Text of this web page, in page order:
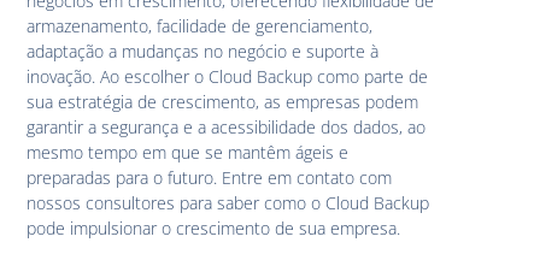
armazenamento, facilidade de gerenciamento,
adaptação a mudanças no negócio e suporte à
inovação. Ao escolher o Cloud Backup como parte de
sua estratégia de crescimento, as empresas podem
garantir a segurança e a acessibilidade dos dados, ao
mesmo tempo em que se mantêm ágeis e
preparadas para o futuro. Entre em contato com
nossos consultores para saber como o Cloud Backup
pode impulsionar o crescimento de sua empresa.